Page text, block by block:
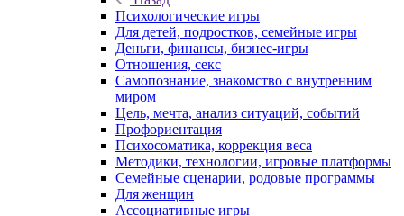
Психологические игры
Для детей, подростков, семейные игры
Деньги, финансы, бизнес-игры
Отношения, секс
Самопознание, знакомство с внутренним
миром
Цель, мечта, анализ ситуаций, событий
Профориентация
Психосоматика, коррекция веса
Методики, технологии, игровые платформы
Семейные сценарии, родовые программы
Для женщин
Ассоциативные игры